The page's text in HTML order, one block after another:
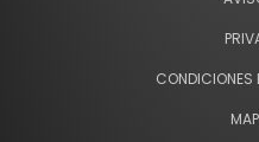
CONDICIONES